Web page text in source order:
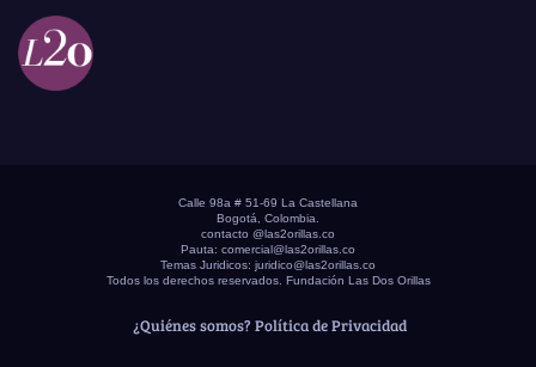
Calle 98a # 51-69 La Castellana
Bogotá, Colombia.
contacto @las2orillas.co
Pauta: comercial@las2orillas.co
Temas Juridicos: juridico@las2orillas.co
Todos los derechos reservados. Fundación Las Dos Orillas
¿Quiénes somos? Política de Privacidad